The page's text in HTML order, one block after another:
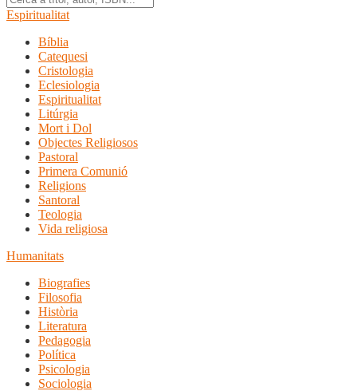
Espiritualitat
Bíblia
Catequesi
Cristologia
Eclesiologia
Espiritualitat
Litúrgia
Mort i Dol
Objectes Religiosos
Pastoral
Primera Comunió
Religions
Santoral
Teologia
Vida religiosa
Humanitats
Biografies
Filosofia
Història
Literatura
Pedagogia
Política
Psicologia
Sociologia